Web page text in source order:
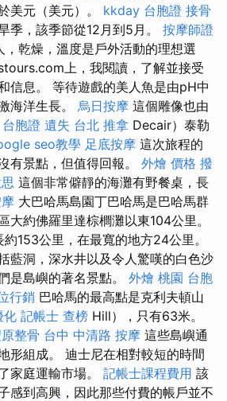
美元（美元）。 kkday 台胞證 接骨
季，該季節從12月到5月。 按摩師證
，乾燥，溫度是戶外活動的理想選
上，我閱讀，了解並接受
信息。 等待遊戲的美人魚是由pH中
海洋生長。 烏日按摩 這個雕像也由
台胞證 遺失 台北 推拿 Decair）泰勒
seo教學 足底按摩 這次旅程的
有景點，但值得回報。 外燴 價格 撥
這個非常僻靜的海灘有野餐桌，長
大巴哈馬島園丁巴哈馬是巴哈馬群
大約佛羅里達棕櫚灘以東104公里。
153公里，在最寬的地方24公里。
藍洞，深水井以及令人驚嘆的白色沙
是島嶼的著名景點。 外燴 桃園 台胞
行銷 巴哈馬的最高點是克利夫頓山
化 記帳士 查榜 Hill），只有63米。
整骨 台中 中清路 按摩 這些島嶼通
形組成。 迪士尼在相對較短的時間
家庭運輸市場。 記帳士課程費用 該
感到高興，因此那些付費的帳戶並不